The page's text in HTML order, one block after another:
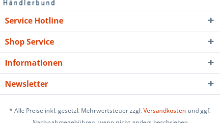
Service Hotline
Shop Service
Informationen
Newsletter
* Alle Preise inkl. gesetzl. Mehrwertsteuer zzgl.Versandkosten und ggf.